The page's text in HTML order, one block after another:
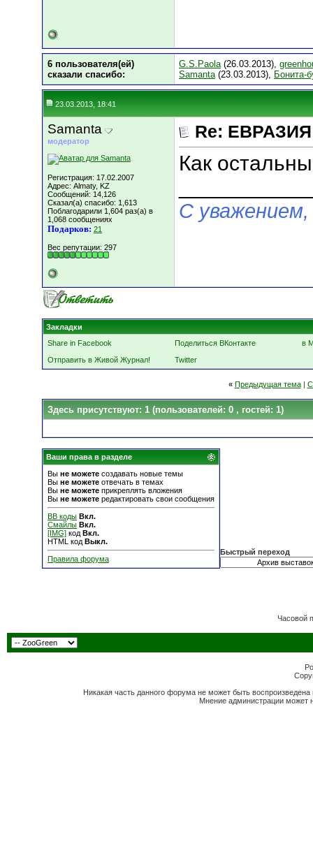
6 пользователя(ей)
сказали cпасибо:
G.S.Paola(26.03.2013),
Samanta(23.03.2013), Бонита-
23.03.2013, 18:41
Samanta
модератор
Регистрация: 17.02.2007
Адрес: Almaty, KZ
Сообщений: 14,126
Сказал(а) спасибо: 1,613
Поблагодарили 1,604 раз(а) в
1,068 сообщениях
Подарков: 21
Вес репутации: 297
Re: ЕВРАЗИЯ
Как
С
Закладки
Share in Facebook
Поделиться ВКонтакте
в
Отправить в Живой Журнал!
Twitter
« Предыдущая тема|
Здесь присутствуют: 1 (пользователей: 0 , гостей: 1)
Ваши права в разделе
Вы не можете создавать новые темы
Вы не можете отвечать в темах
Вы не можете прикреплять вложения
Вы не можете редактировать свои сообщения
BB коды Вкл.
Смайлы Вкл.
[IMG] код Вкл.
HTML код Выкл.
Правила форума
Быстрый переход
Часовой
Никакая часть данного форума не может быть
Мнение администрации может